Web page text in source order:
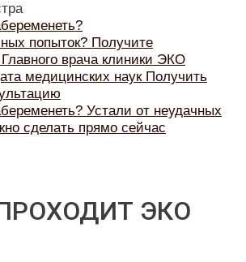
попыток? Получите
врача клиники ЭКО
медицинских наук Получить
Устали от неудачных
сделать прямо сейчас
ЭКО